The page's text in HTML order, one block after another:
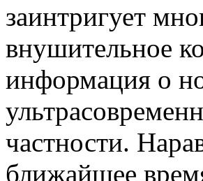
заинтригует
внушительное
информация о
частности.
ближайшее